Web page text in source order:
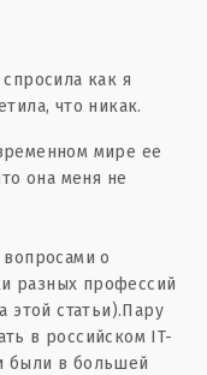
как я
что никак.
мире ее
она меня не
о
разных профессий
этой статьи).Пару
в российском IT-
были в большей